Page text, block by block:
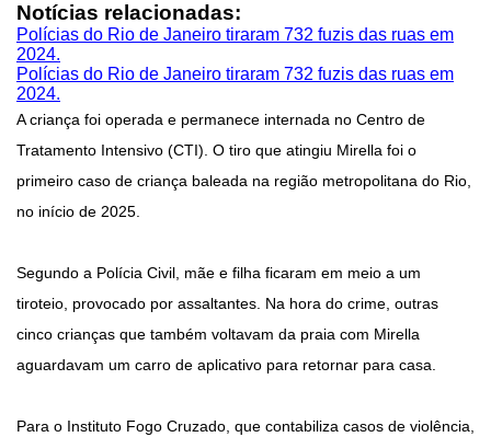
Notícias relacionadas:
Polícias do Rio de Janeiro tiraram 732 fuzis das ruas em
2024.
Polícias do Rio de Janeiro tiraram 732 fuzis das ruas em
2024.
A criança foi operada e permanece internada no Centro de
Tratamento Intensivo (CTI). O tiro que atingiu Mirella foi o
primeiro caso de criança baleada na região metropolitana do Rio,
no início de 2025.
Segundo a Polícia Civil, mãe e filha ficaram em meio a um
tiroteio, provocado por assaltantes. Na hora do crime, outras
cinco crianças que também voltavam da praia com Mirella
aguardavam um carro de aplicativo para retornar para casa.
Para o Instituto Fogo Cruzado, que contabiliza casos de violência,